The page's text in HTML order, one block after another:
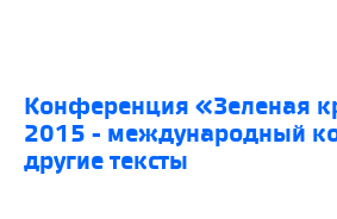
конференция «Зеленая крыша»
2015 - международный
другие тексты